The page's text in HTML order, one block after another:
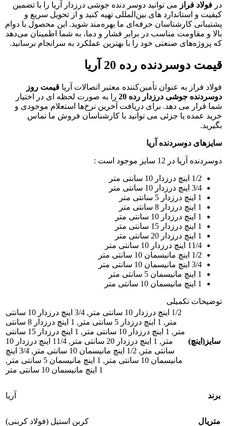
در فولاد فراز می‌ توانید دوسر دنده جوشی درزدار آریا را با تضمین
کیفیت و استاندارد های بین‌المللی تهیه کنید و از تحویل سریع و
پشتیبانی کارشناسان حرفه‌ای ما بهره‌مند شوید. این محصول با دوام
بالا و مقاومت مناسب در برابر فشار و دما، به شما اطمینان می‌دهد
که پروژه‌های صنعتی خود را با بهترین عملکرد به سرانجام برسانید.
قیمت دوسردنده رده 20 آریا
فولاد فراز به عنوان تأمین‌کننده معتبر اتصالات آریا قیمت روز
دوسردنده جوشی درزدار رده 20
را به صورت لحظه ‌ای در اختیار
شما قرار می‌ دهد. برای دریافت آخرین نرخ‌ها استعلام موجودی و
خرید عمده یا جزئی می ‌توانید با کارشناسان فروش ما تماس
بگیرید.
سایزهای دوسردنده آریا
دوسردنده آریا در 12 سایز موجود است :
1/2 اینچ درزدار 10 سانتی متر
3/4 اینچ درزدار 10 سانتی متر
1 اینچ درزدار 5 سانتی متر
1 اینچ درزدار 8 سانتی متر
1 اینچ درزدار 10 سانتی متر
1 اینچ درزدار 15 سانتی متر
1 اینچ درزدار 20 سانتی متر
11/4 اینچ درزدار 10 سانتی متر
1/2 اینچ مانیسمان 10 سانتی متر
3/4 اینچ مانیسمان 10 سانتی متر
1 اینچ مانیسمان 5 سانتی متر
1 اینچ مانیسمان 10 سانتی متر
توضیحات تکمیلی
سایز(اینچ)
1/2 اینچ درزدار 10 سانتی متر ,
3/4 اینچ درزدار 10 سانتی
متر , 1 اینچ درزدار 5 سانتی متر ,
1 اینچ درزدار 8 سانتی
متر , 1 اینچ درزدار 10 سانتی متر ,
1 اینچ درزدار 15 سانتی
متر , 1 اینچ درزدار 20 سانتی متر ,
11/4 اینچ درزدار 10
سانتی متر , 1/2 اینچ مانیسمان 10 سانتی متر ,
3/4 اینچ
مانیسمان 10 سانتی متر
, 1 اینچ مانیسمان 5 سانتی متر
,
1 اینچ مانیسمان 10 سانتی متر
برند آریا
متریال کربن استیل (فولاد کربنی)